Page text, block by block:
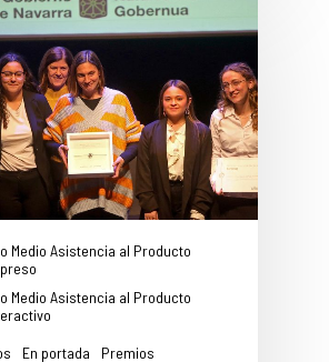
Medio Asistencia al Producto
Medio Asistencia al Producto
En portada Premios